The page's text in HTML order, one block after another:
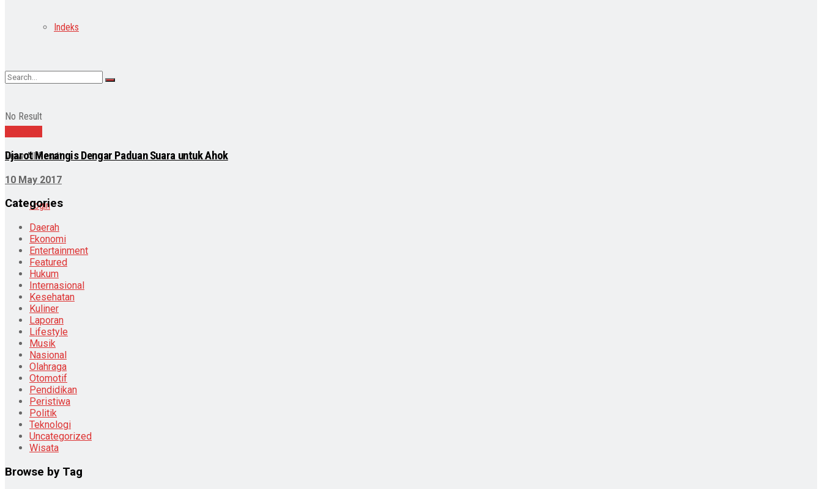
Indeks
No Result
View All Result
Login
Djarot Menangis Dengar Paduan Suara untuk Ahok
10 May 2017
Categories
Daerah
Ekonomi
Entertainment
Featured
Hukum
Internasional
Kesehatan
Kuliner
Laporan
Lifestyle
Musik
Nasional
Olahraga
Otomotif
Pendidikan
Peristiwa
Politik
Teknologi
Uncategorized
Wisata
Browse by Tag